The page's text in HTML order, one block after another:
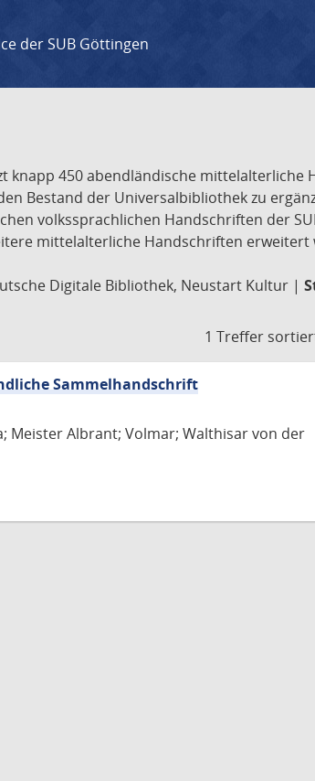
der SUB Göttingen
450 abendländische
Bestand der Universalbibliothek zu
volkssprachlichen Handschriften der
mittelalterliche Handschriften erweitert
Digitale Bibliothek, Neustart Kultur |
1 Treffer
Sammelhandschrift
Meister Albrant; Volmar; Walthisar von der